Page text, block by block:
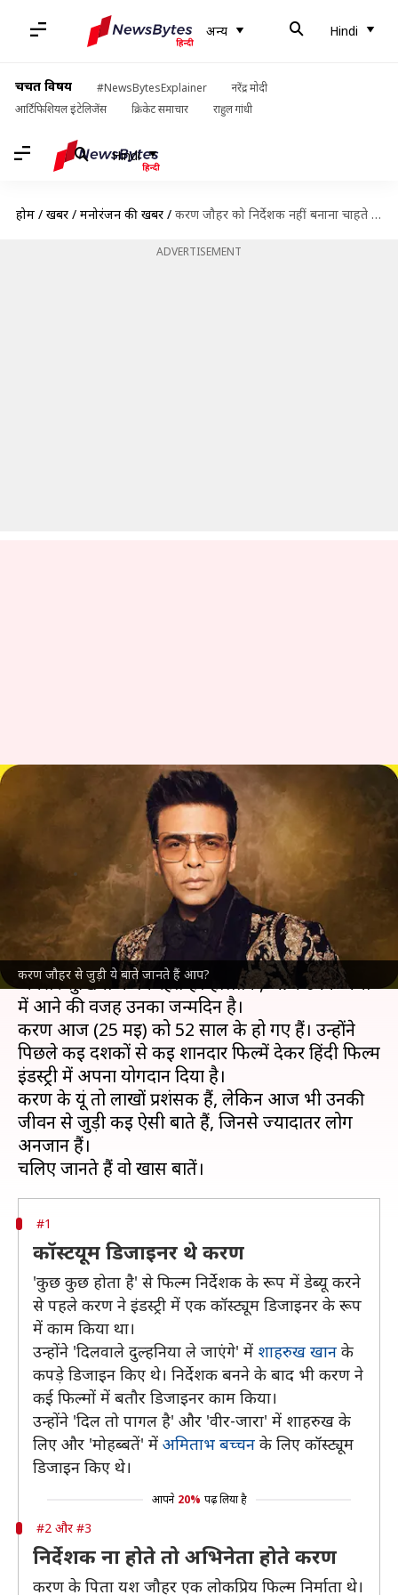
अन्य Hindi
चर्चित विषय #NewsBytesExplainer
नरेंद्र मोदी
आर्टिफिशियल इंटेलिजेंस
क्रिकेट समाचार राहुल गांधी
Hindi
होम / खबरें / मनोरंजन की खबरें / करण जौहर को निर्देशक नहीं बनाना चाहते थे पिता यश जौहर, जानिए उनसे जुड़ीं अनसुनी बातें
ADVERTISEMENT
करण जौहर से जुड़ी ये बाते जानते हैं आप?
करण जौहर को निर्देशक नहीं बनाना
चाहते थे पिता यश जौहर, जानिए
उनसे जुड़ीं अनसुनी बातें
पलक May 25, 2024 12:16 pm
क्या है खबर?
बॉलीवुड के जाने-माने निर्माता-निर्देशककरण जौहर
अक्सर सुर्खियों में बने रहते हैं। हालांकि, आज उनके चर्चा
में आने की वजह उनका जन्मदिन है।
करण आज (25 मई) को 52 साल के हो गए हैं। उन्होंने
पिछले कई दशकों से कई शानदार फिल्में देकर हिंदी फिल्म
इंडस्ट्री में अपना योगदान दिया है।
करण के यूं तो लाखों प्रशंसक हैं, लेकिन आज भी उनकी
जीवन से जुड़ी कई ऐसी बाते हैं, जिनसे ज्यादातर लोग
अनजान हैं।
#1
कॉस्टयूम डिजाइनर थे करण
'कुछ कुछ होता है' से फिल्म निर्देशक के रूप में डेब्यू करने
से पहले करण ने इंडस्ट्री में एक कॉस्ट्यूम डिजाइनर के रूप
में काम किया था।
उन्होंने 'दिलवाले दुल्हनिया ले जाएंगे' में शाहरुख खान के
कपड़े डिजाइन किए थे। निर्देशक बनने के बाद भी करण ने
कई फिल्मों में बतौर डिजाइनर काम किया।
उन्होंने 'दिल तो पागल है' और 'वीर-जारा' में शाहरुख के
लिए और 'मोहब्बतें' में अमिताभ बच्चन के लिए कॉस्ट्यूम
डिजाइन किए थे।
आपने 20% पढ़ लिया है
#2 और #3
निर्देशक ना होते तो अभिनेता होते करण
करण के पिता यश जौहर एक लोकप्रिय फिल्म निर्माता थे।